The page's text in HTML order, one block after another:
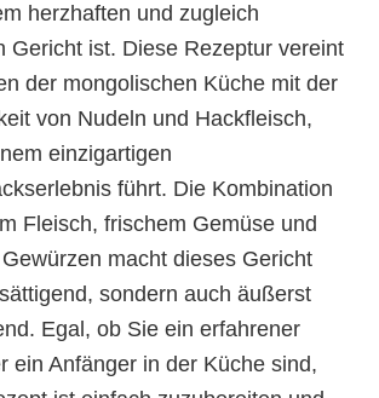
herzhaften und zugleich
Gericht ist. Diese Rezeptur vereint
der mongolischen Küche mit der
von Nudeln und Hackfleisch,
einzigartigen
führt. Die Kombination
Fleisch, frischem Gemüse und
macht dieses Gericht
sondern auch äußerst
Egal, ob Sie ein erfahrener
ein Anfänger in der Küche sind,